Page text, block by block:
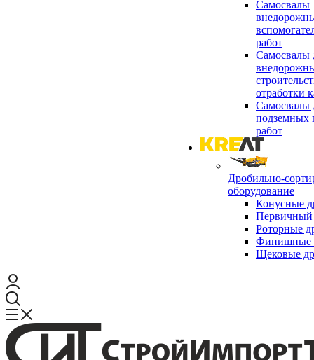
Самосвалы
работ
Самосвалы
отработки
Самосвалы
подземных
работ
Дробильно-
оборудование
Конусные
Первичный
Роторные
Финишные
Щековые